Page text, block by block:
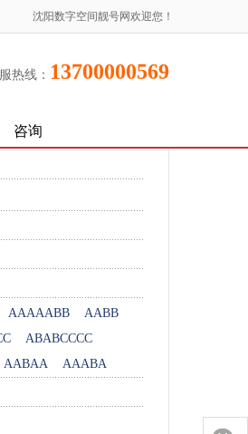
沈阳数字空间靓号网欢迎您！
热线： 13700000569
咨询
AAAAABB
AABB
ABABCCCC
AABAA AAABA